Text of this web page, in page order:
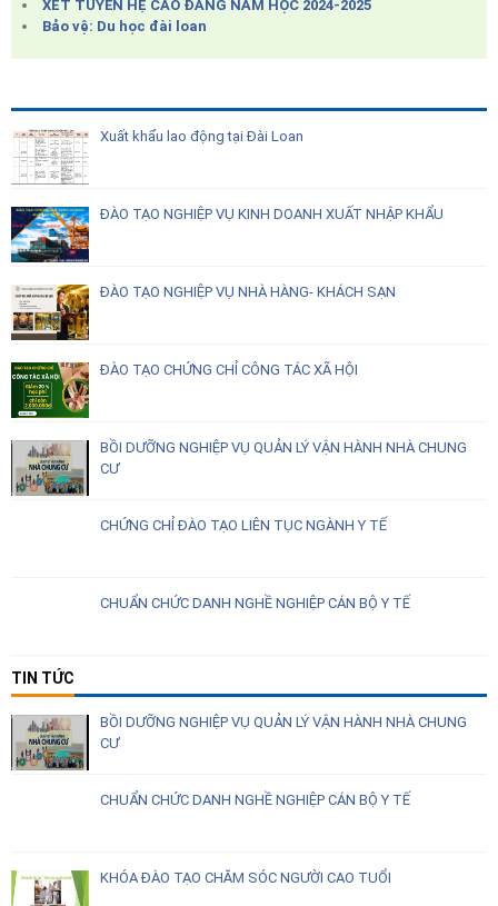
XÉT TUYỂN HỆ CAO ĐẲNG NĂM HỌC 2024-2025
Bảo vệ: Du học đài loan
Xuất khẩu lao động tại Đài Loan
ĐÀO TẠO NGHIỆP VỤ KINH DOANH XUẤT NHẬP KHẨU
ĐÀO TẠO NGHIỆP VỤ NHÀ HÀNG- KHÁCH SẠN
ĐÀO TẠO CHỨNG CHỈ CÔNG TÁC XÃ HỘI
BỒI DƯỠNG NGHIỆP VỤ QUẢN LÝ VẬN HÀNH NHÀ CHUNG
CƯ
CHỨNG CHỈ ĐÀO TẠO LIÊN TỤC NGÀNH Y TẾ
CHUẨN CHỨC DANH NGHỀ NGHIỆP CÁN BỘ Y TẾ
TIN TỨC
BỒI DƯỠNG NGHIỆP VỤ QUẢN LÝ VẬN HÀNH NHÀ CHUNG
CƯ
CHUẨN CHỨC DANH NGHỀ NGHIỆP CÁN BỘ Y TẾ
KHÓA ĐÀO TẠO CHĂM SÓC NGƯỜI CAO TUỔI